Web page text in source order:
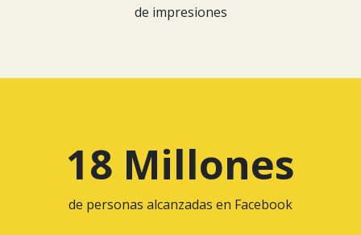
de impresiones
18 Millones
de personas alcanzadas en Facebook